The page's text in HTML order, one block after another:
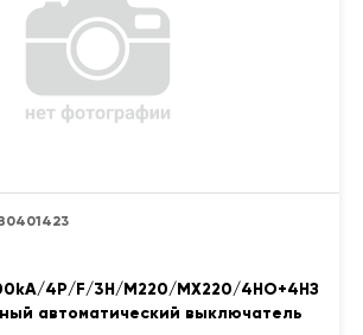
4P/F/3H/M220/MX220/4НО+4НЗ
автоматический выключатель